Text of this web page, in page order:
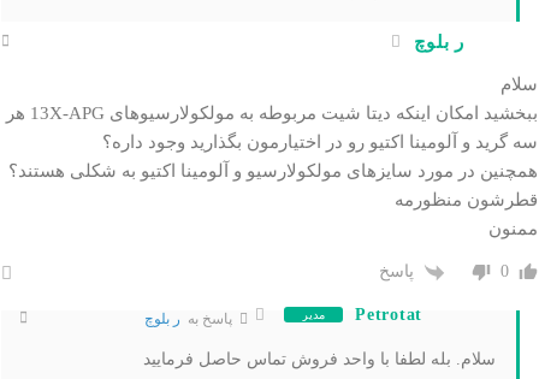
ر بلوچ
سلام
ببخشید امکان اینکه دیتا شیت مربوطه به مولکولارسیوهای 13X-APG هر
سه گرید و آلومینا اکتیو رو در اختیارمون بگذارید وجود داره؟
همچنین در مورد سایزهای مولکولارسیو و آلومینا اکتیو به شکلی هستند؟
قطرشون منظورمه
ممنون
0 پاسخ
Petrotat مدیر پاسخ به ر بلوچ
سلام. بله لطفا با واحد فروش تماس حاصل فرمایید